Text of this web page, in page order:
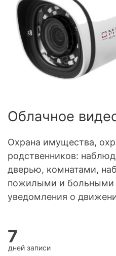
Облачное
Охрана имущества,
родственников:
дверью, комнатами,
пожилыми и больными
уведомления о
7
дней записи